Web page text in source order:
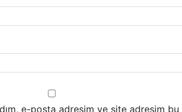
e-posta adresim ve site adresim bu